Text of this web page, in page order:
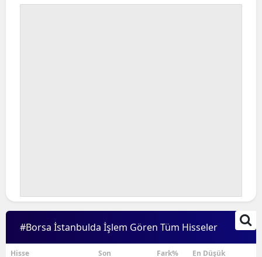
#Borsa İstanbulda İşlem Gören Tüm Hisseler
Hisse Son Fark% En Düşük